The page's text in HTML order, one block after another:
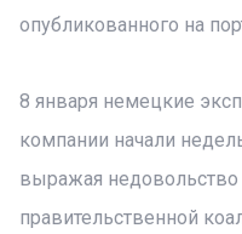
опубликованного на
8 января немецкие
компании начали
выражая
правительственной